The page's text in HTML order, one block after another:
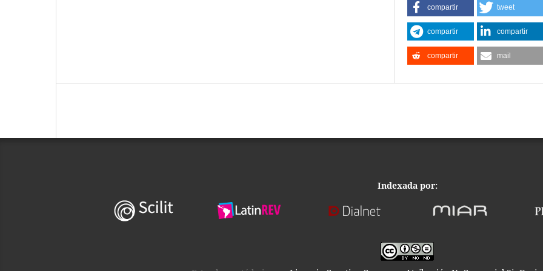
compartir tweet
compartir compartir
compartir mail
Indexada por: